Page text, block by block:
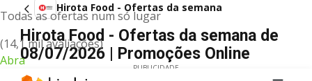
Todas as ofertas num só lugar
(14,1 mil avaliações)
Abra
Hirota Food - Ofertas da semana
Hirota Food - Ofertas da semana de
08/07/2026 | Promoções Online
PUBLICIDADE